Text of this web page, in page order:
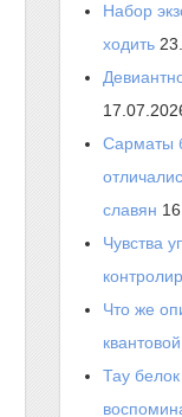
Набор
ходить
Сарматы
славян
Чувства
Что же
Тау